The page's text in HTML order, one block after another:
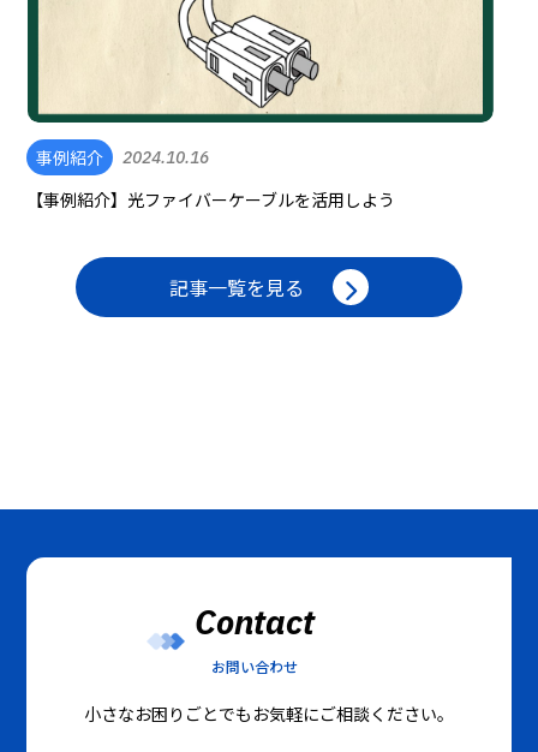
事例紹介 2024.10.16
【事例紹介】光ファイバーケーブルを活用しよう
記事一覧を見る
Contact
お問い合わせ
小さなお困りごとでもお気軽にご相談ください。